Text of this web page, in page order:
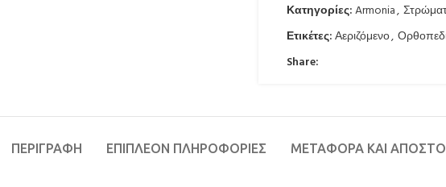
Κατηγορίες:Armonia,
Ετικέτες:Αεριζόμενο,
Share:
ΠΕΡΙΓΡΑΦΉ ΕΠΙΠΛΈΟΝ ΠΛΗΡΟΦΟΡΊΕΣ ΜΕΤΑΦΟΡΆ ΚΑΙ